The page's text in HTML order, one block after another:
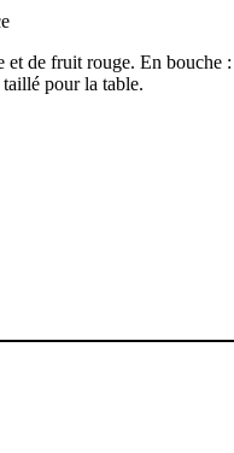
de fruit rouge. En
pour la table.